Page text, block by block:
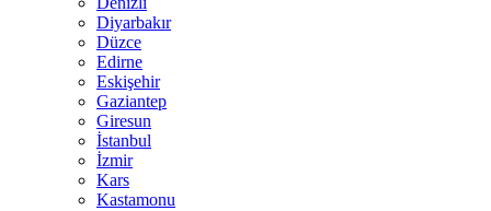
Diyarbakır
Düzce
Edirne
Eskişehir
Gaziantep
Giresun
İstanbul
İzmir
Kars
Kastamonu